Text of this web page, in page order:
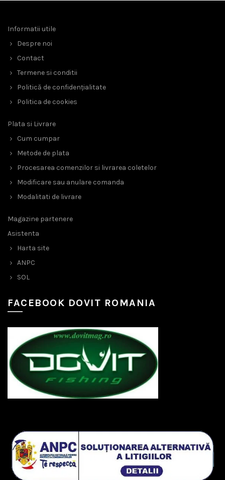
Informatii utile
Despre noi
Contact
Termene si conditii
Politică de confidențialitate
Politica de cookies
Plata si Livrare
Cum cumpar
Metode de plata
Procesarea comenzilor si livrarea coletelor
Modificare sau anulare comanda
Modalitati de livrare
Magazine partenere
Asistenta
Harta site
ANPC
SOL
FACEBOOK DOVIT ROMANIA